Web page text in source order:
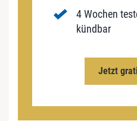
4 Wochen
kündbar
Jetzt